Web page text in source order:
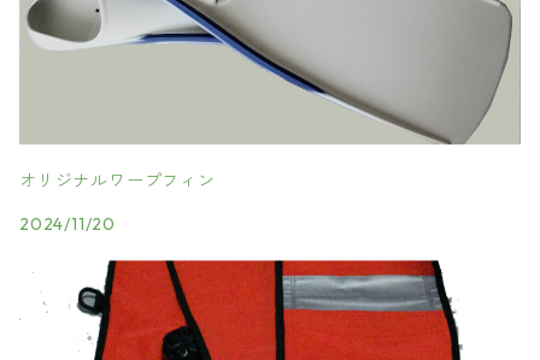
オリジナルワープフィン
2024/11/20